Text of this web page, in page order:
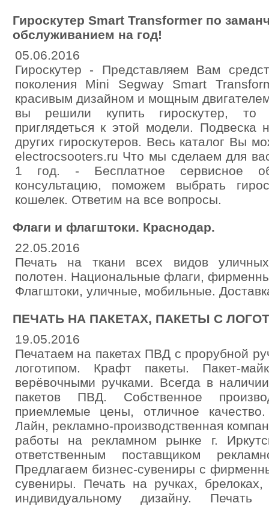
Гироскутер Smart Transformer по
обслуживанием на год!
05.06.2016
Гироскутер - Представляем Вам
поколения Mini Segway Smart
красивым дизайном и мощным
вы решили купить гироскутер, то
приглядеться к этой модели.
других гироскутеров. Весь каталог Вы
electrocsooters.ru Что мы сделаем для
1 год. - Бесплатное сервисное
консультацию, поможем выбрать
кошелек. Ответим на все вопросы.
Флаги и флагштоки. Краснодар.
22.05.2016
Печать на ткани всех видов
полотен. Национальные флаги,
Флагштоки, уличные, мобильные.
ПЕЧАТЬ НА ПАКЕТАХ, ПАКЕТЫ С
19.05.2016
Печатаем на пакетах ПВД с прорубной
логотипом. Крафт пакеты. Пакет-
верёвочными ручками. Всегда в
пакетов ПВД. Собственное
приемлемые цены, отличное
Лайн, рекламно-производственная
работы на рекламном рынке г.
ответственным поставщиком
Предлагаем бизнес-сувениры с
сувениры. Печать на ручках,
индивидуальному дизайну.